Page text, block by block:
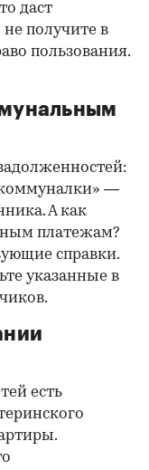
даст
получите в
пользования.
—
А как
платежам?
справки.
указанные в
есть